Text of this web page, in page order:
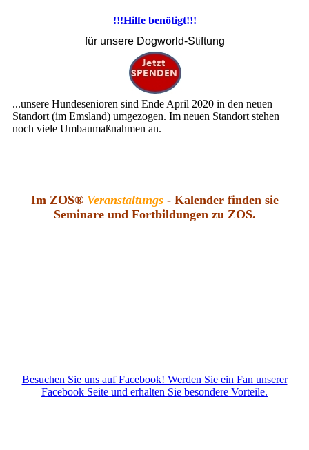
!!!Hilfe benötigt!!!
für unsere Dogworld-Stiftung
...unsere Hundesenioren sind Ende April 2020 in den neuen
Standort (im Emsland) umgezogen. Im neuen Standort stehen
noch viele Umbaumaßnahmen an.
Im ZOS® Veranstaltungs- Kalender finden sie
Seminare und Fortbildungen zu ZOS.
Besuchen Sie uns auf Facebook! Werden Sie ein Fan unserer
Facebook Seite und erhalten Sie besondere Vorteile.